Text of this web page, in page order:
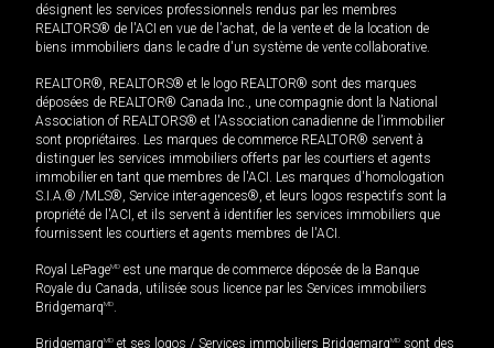
désignent les services professionnels rendus par les membres
REALTORS® de l'ACI en vue de l'achat, de la vente et de la location de
biens immobiliers dans le cadre d'un système de vente collaborative.
REALTOR®, REALTORS® et le logo REALTOR® sont des marques
déposées de REALTOR® Canada Inc., une compagnie dont la National
Association of REALTORS® et l'Association canadienne de l’immobilier
sont propriétaires. Les marques de commerce REALTOR® servent à
distinguer les services immobiliers offerts par les courtiers et agents
immobilier en tant que membres de l'ACI. Les marques d'homologation
S.I.A.® /MLS®, Service inter-agences®, et leurs logos respectifs sont la
propriété de l'ACI, et ils servent à identifier les services immobiliers que
fournissent les courtiers et agents membres de l'ACI.
Royal LePageMD est une marque de commerce déposée de la Banque
Royale du Canada, utilisée sous licence par les Services immobiliers
BridgemarqMD.
BridgemarqMD et ses logos / Services immobiliers BridgemarqMD sont des